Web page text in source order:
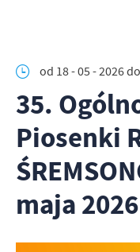
od 18 - 05 - 2026
35.
Piosenki
maja 2026